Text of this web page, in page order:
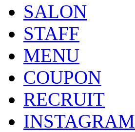
SALON
STAFF
MENU
COUPON
RECRUIT
INSTAGRAM